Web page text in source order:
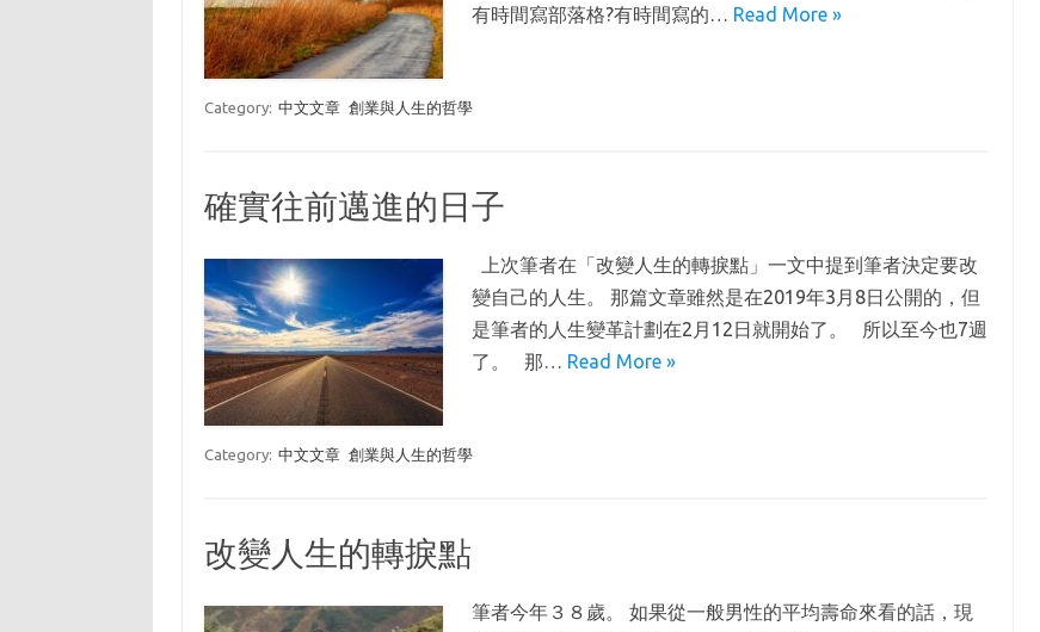
有時間寫部落格?有時間寫的… Read More »
Category: 中文文章 創業與人生的哲學
確實往前邁進的日子
上次筆者在「改變人生的轉捩點」一文中提到筆者決定要改
變自己的人生。 那篇文章雖然是在2019年3月8日公開的，但
是筆者的人生變革計劃在2月12日就開始了。 所以至今也7週
了。 那… Read More »
Category: 中文文章 創業與人生的哲學
改變人生的轉捩點
筆者今年３８歲。 如果從一般男性的平均壽命來看的話，現